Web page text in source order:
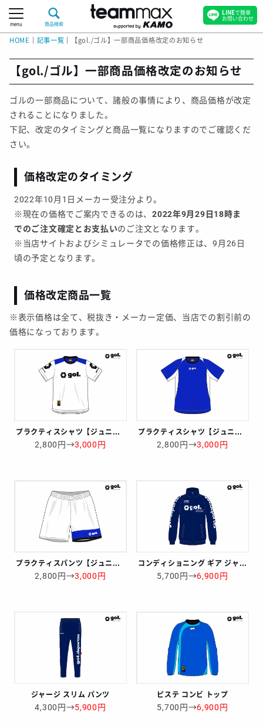
menu 商品検索
HOME 記事一覧 【gol./ゴル】一部商品価格改定のお知らせ
【gol./ゴル】一部商品価格改定のお知らせ
ゴルの一部商品について、諸般の事情により、商品価格が改定
されることになりました。
下記、改定のタイミングと商品一覧になりますのでご確認くだ
さい。
価格改定のタイミング
2022年10月1日メーカー受注分より。
※現在の価格でご案内できるのは、2022年9月29日18時ま
でのご注文確定とお支払いのご注文となります。
※当店サイトおよびシミュレータでの価格修正は、9月26日
頃の予定となります。
価格改定商品一覧
※表示価格は全て、税抜き・メーカー定価、当店での割引前の
価格になっております。
プラクティスシャツ【ジュニアサイズ】
2,800円→3,000円
プラクティスシャツ【ジュニアサイズ】
2,800円→3,000円
プラクティスパンツ【ジュニアサイズ】
2,800円→3,000円
コンディショニング ギア ジャージ トップ
5,700円→6,900円
ジャージ スリム パンツ
4,300円→5,900円
ピステ コンビ トップ
5,700円→6,900円
LINEで簡単
お問い合わせ